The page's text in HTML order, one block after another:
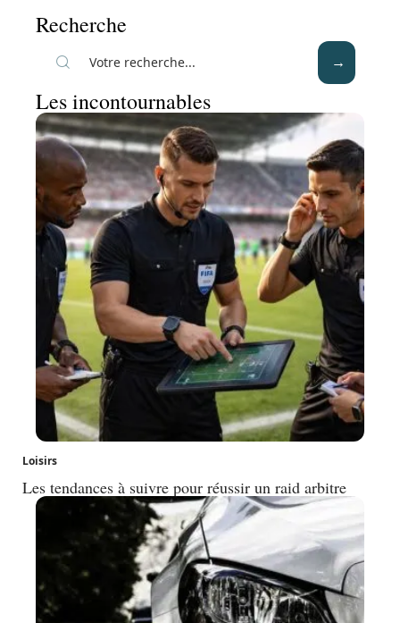
Recherche
Les incontournables
Loisirs
Les tendances à suivre pour réussir un raid arbitre